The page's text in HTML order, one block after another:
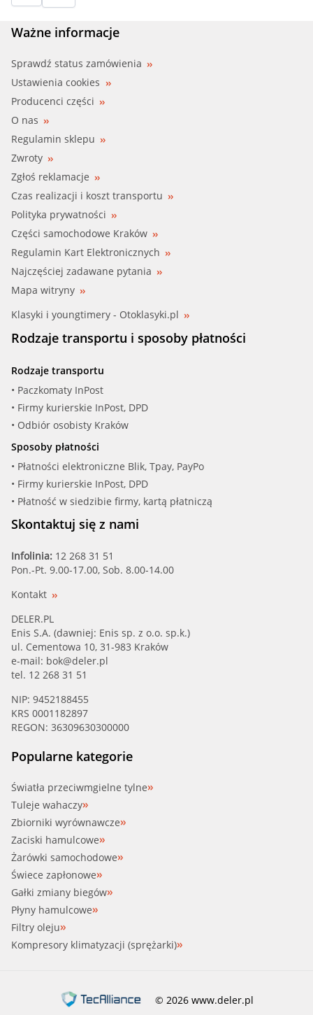
Ważne informacje
Sprawdź status zamówienia
Ustawienia cookies
Producenci części
O nas
Regulamin sklepu
Zwroty
Zgłoś reklamacje
Czas realizacji i koszt transportu
Polityka prywatności
Części samochodowe Kraków
Regulamin Kart Elektronicznych
Najczęściej zadawane pytania
Mapa witryny
Klasyki i youngtimery - Otoklasyki.pl
Rodzaje transportu i sposoby płatności
Rodzaje transportu
• Paczkomaty InPost
• Firmy kurierskie InPost, DPD
• Odbiór osobisty Kraków
Sposoby płatności
• Płatności elektroniczne Blik, Tpay, PayPo
• Firmy kurierskie InPost, DPD
• Płatność w siedzibie firmy, kartą płatniczą
Skontaktuj się z nami
Infolinia: 12 268 31 51
Pon.-Pt. 9.00-17.00, Sob. 8.00-14.00
Kontakt
DELER.PL
Enis S.A. (dawniej: Enis sp. z o.o. sp.k.)
ul. Cementowa 10, 31-983 Kraków
e-mail: bok@deler.pl
tel. 12 268 31 51
NIP: 9452188455
KRS 0001182897
REGON: 36309630300000
Popularne kategorie
Światła przeciwmgielne tylne
Tuleje wahaczy
Zbiorniki wyrównawcze
Zaciski hamulcowe
Żarówki samochodowe
Świece zapłonowe
Gałki zmiany biegów
Płyny hamulcowe
Filtry oleju
Kompresory klimatyzacji (sprężarki)
© 2026 www.deler.pl